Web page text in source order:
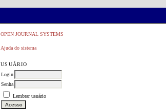
OPEN JOURNAL SYSTEMS
Ajuda do sistema
USUÁRIO
Login
Senha
Lembrar usuário